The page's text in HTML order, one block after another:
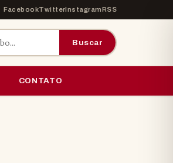
FacebookTwitterInstagramRSS
Buscar
CONTATO